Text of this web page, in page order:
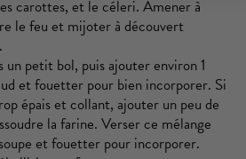
carottes, et le céleri. Amener à
le feu et mijoter à découvert
petit bol, puis ajouter environ 1
et fouetter pour bien incorporer. Si
épais et collant, ajouter un peu de
la farine. Verser ce mélange
et fouetter pour incorporer.